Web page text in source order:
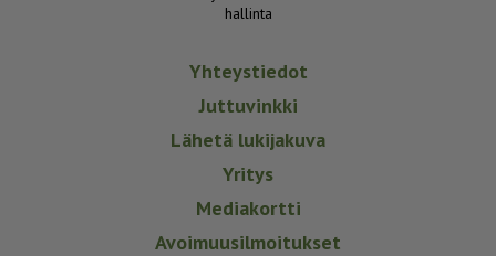
hallinta
Yhteystiedot
Juttuvinkki
Lähetä lukijakuva
Yritys
Mediakortti
Avoimuusilmoitukset